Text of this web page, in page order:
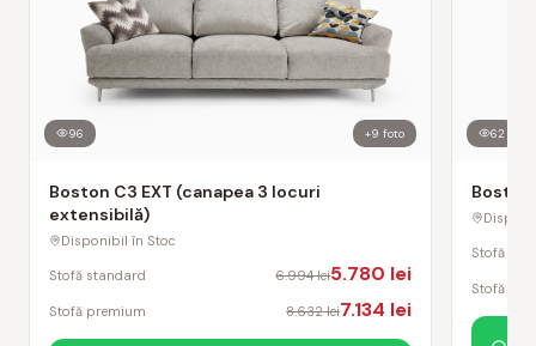
96 +9 foto
Boston C3 EXT (canapea 3 locuri
extensibilă)
Disponibil în Stoc
Stofă standard 6.994 lei5.780 lei
Stofă premium 8.632 lei7.134 lei
62
Boston
Stofă
Stofă